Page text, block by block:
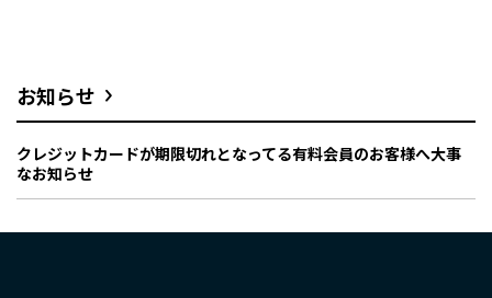
お知らせ
クレジットカードが期限切れとなってる有料会員のお客様へ大事
なお知らせ